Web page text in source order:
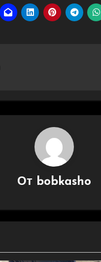
От bobkasho